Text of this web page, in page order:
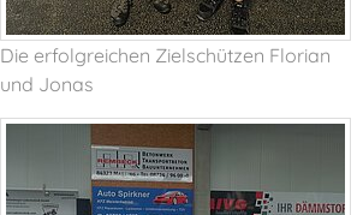
Die erfolgreichen Zielschützen Florian
und Jonas